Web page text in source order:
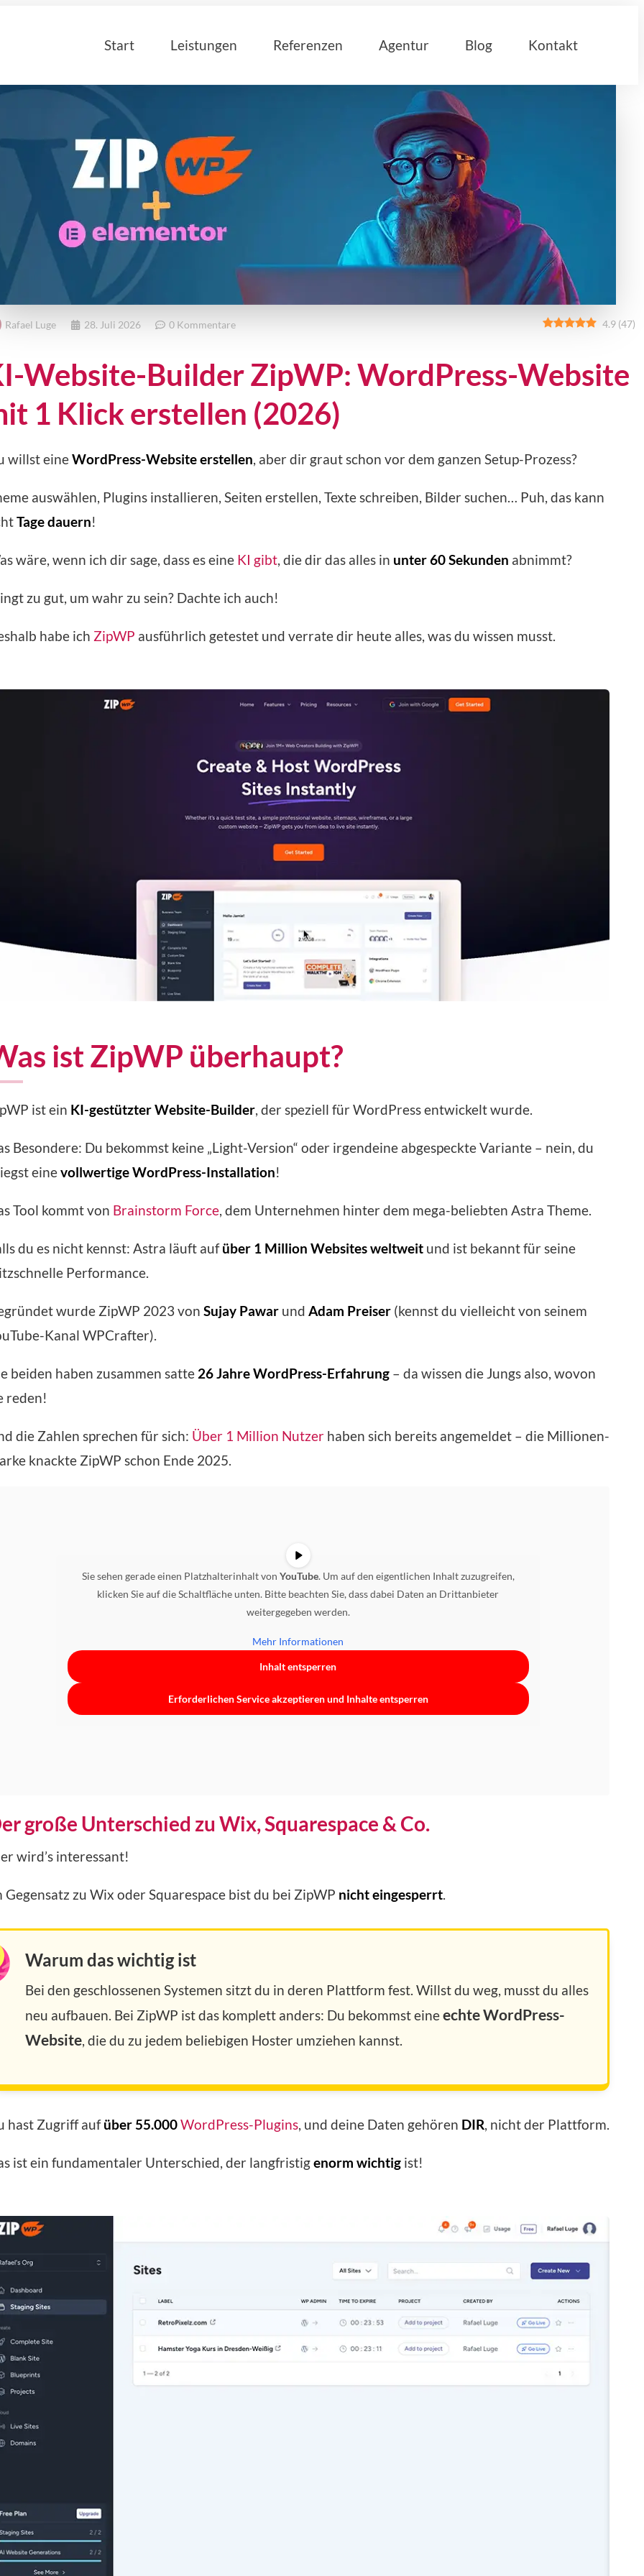
Start Leistungen Referenzen Agentur Blog Kontakt
Rafael Luge 28. Juli 2026 0 Kommentare 4.9 (47)
Website-Builder ZipWP: WordPress-Website
1 Klick erstellen (2026)
willst eineWordPress-Website erstellen, aber dir graut schon vor dem ganzen Setup-Prozess?
auswählen, Plugins installieren, Seiten erstellen, Texte schreiben, Bilder suchen… Puh, das kann
Tage dauern!
wäre, wenn ich dir sage, dass es eine KI gibt, die dir das alles in unter 60 Sekunden abnimmt?
zu gut, um wahr zu sein? Dachte ich auch!
habe ich ZipWP ausführlich getestet und verrate dir heute alles, was du wissen musst.
ist ZipWP überhaupt?
ist ein KI-gestützter Website-Builder, der speziell für WordPress entwickelt wurde.
Besondere: Du bekommst keine „Light-Version“ oder irgendeine abgespeckte Variante – nein, du
einevollwertige WordPress-Installation!
Tool kommt von Brainstorm Force, dem Unternehmen hinter dem mega-beliebten Astra Theme.
du es nicht kennst: Astra läuft aufüber 1 Million Websites weltweitund ist bekannt für seine
Performance.
wurde ZipWP 2023 von Sujay Pawarund Adam Preiser(kennst du vielleicht von seinem
Kanal WPCrafter).
beiden haben zusammen satte 26 Jahre WordPress-Erfahrung– da wissen die Jungs also, wovon
reden!
die Zahlen sprechen für sich: Über 1 Million Nutzerhaben sich bereits angemeldet – die Millionen-
knackte ZipWP schon Ende 2025.
Sie sehen gerade einen Platzhalterinhalt von YouTube. Um auf den eigentlichen Inhalt zuzugreifen,
klicken Sie auf die Schaltfläche unten. Bitte beachten Sie, dass dabei Daten an Drittanbieter
weitergegeben werden.
Mehr Informationen
Inhalt entsperren
Erforderlichen Service akzeptieren und Inhalte entsperren
große Unterschied zu Wix, Squarespace & Co.
wird’s interessant!
Gegensatz zu Wix oder Squarespace bist du bei ZipWP nicht eingesperrt.
Warum das wichtig ist
Bei den geschlossenen Systemen sitzt du in deren Plattform fest. Willst du weg, musst du alles
neu aufbauen. Bei ZipWP ist das komplett anders: Du bekommst eineechte WordPress-
Website, die du zu jedem beliebigen Hoster umziehen kannst.
hast Zugriff aufüber 55.000WordPress-Plugins, und deine Daten gehören DIR, nicht der Plattform.
ist ein fundamentaler Unterschied, der langfristigenorm wichtigist!
Zum Dojo